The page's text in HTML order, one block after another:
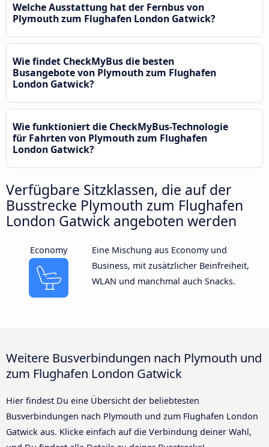
Welche Ausstattung hat der Fernbus von
Plymouth zum Flughafen London Gatwick?
Wie findet CheckMyBus die besten
Busangebote von Plymouth zum Flughafen
London Gatwick?
Wie funktioniert die CheckMyBus-Technologie
für Fahrten von Plymouth zum Flughafen
London Gatwick?
Verfügbare Sitzklassen, die auf der
Busstrecke Plymouth zum Flughafen
London Gatwick angeboten werden
Economy
Eine Mischung aus Economy und
Business, mit zusätzlicher Beinfreiheit,
WLAN und manchmal auch Snacks.
Weitere Busverbindungen nach Plymouth und
zum Flughafen London Gatwick
Hier findest Du eine Übersicht der beliebtesten
Busverbindungen nach Plymouth und zum Flughafen London
Gatwick aus. Klicke einfach auf die Verbindung deiner Wahl,